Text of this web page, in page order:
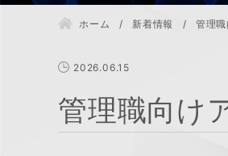
ホーム 新着情報 管理
2026.06.15
管理職向け